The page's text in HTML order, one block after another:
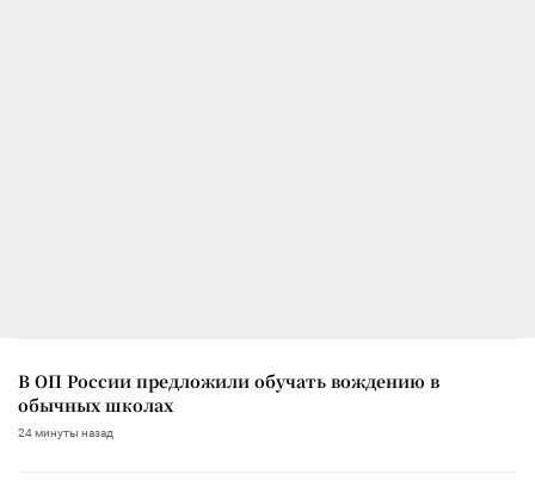
В ОП России предложили обучать вождению в
обычных школах
24 минуты назад